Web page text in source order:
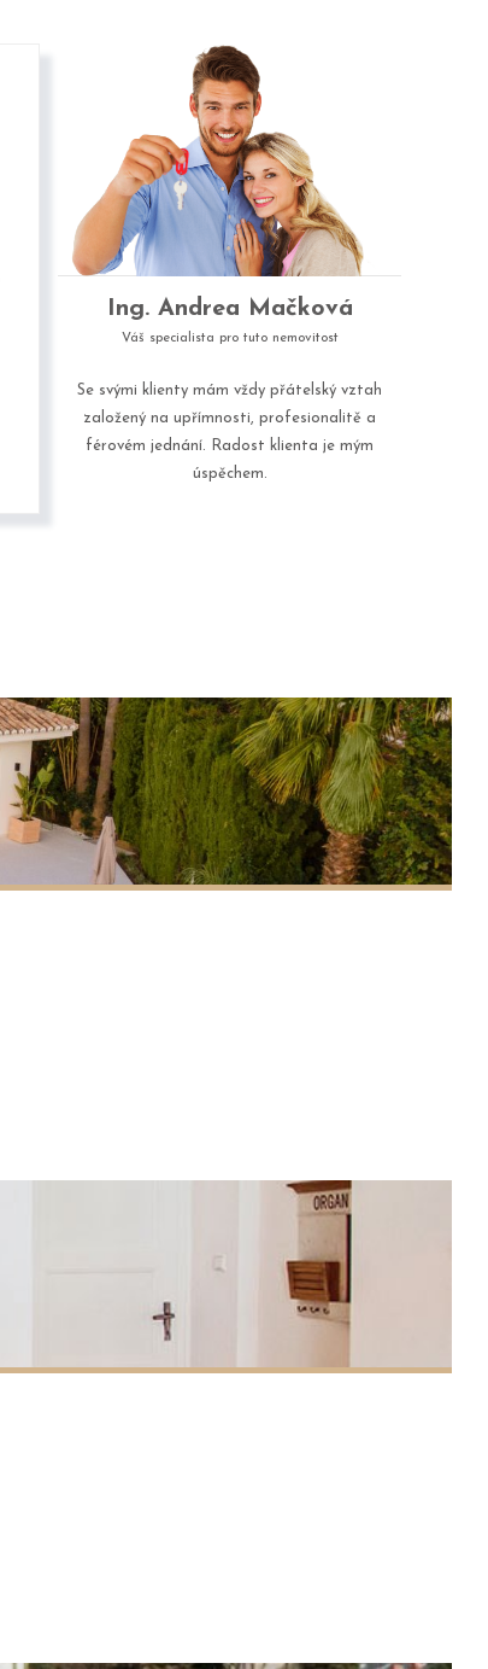
Ing. Andrea Mačková
Váš specialista pro tuto nemovitost
Se svými klienty mám vždy přátelský vztah
založený na upřímnosti, profesionalitě a
férovém jednání. Radost klienta je mým
úspěchem.